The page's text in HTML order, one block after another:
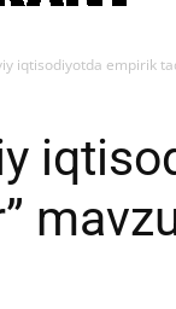
iqtisodiyotda empirik